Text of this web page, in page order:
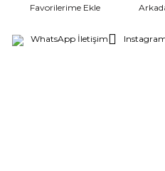
WhatsApp İletişim